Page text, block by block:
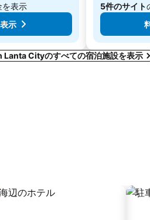
を表示
示
5件のサイト
Lanta Cityのすべての宿泊施設を表示